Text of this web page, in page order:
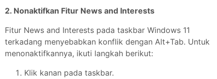
2. Nonaktifkan Fitur News and Interests
Fitur News and Interests pada taskbar Windows 11
terkadang menyebabkan konflik dengan Alt+Tab. Untuk
menonaktifkannya, ikuti langkah berikut:
Klik kanan pada taskbar.